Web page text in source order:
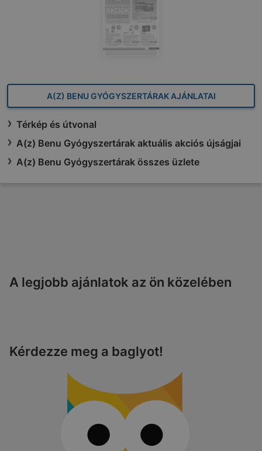
A(Z) BENU GYÓGYSZERTÁRAK AJÁNLATAI
Térkép és útvonal
A(z) Benu Gyógyszertárak aktuális akciós újságjai
A(z) Benu Gyógyszertárak összes üzlete
A legjobb ajánlatok az ön közelében
Kérdezze meg a baglyot!